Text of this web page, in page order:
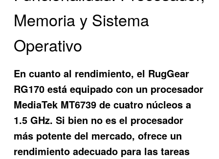
Memoria y Sistema
Operativo
En cuanto al rendimiento, el RugGear
RG170 está equipado con un procesador
MediaTek MT6739 de cuatro núcleos a
1.5 GHz. Si bien no es el procesador
más potente del mercado, ofrece un
rendimiento adecuado para las tareas